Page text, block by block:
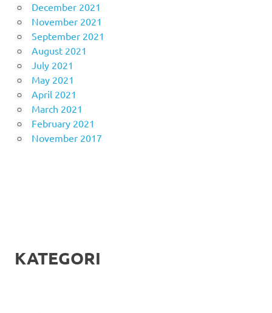
December 2021
November 2021
September 2021
August 2021
July 2021
May 2021
April 2021
March 2021
February 2021
November 2017
KATEGORI